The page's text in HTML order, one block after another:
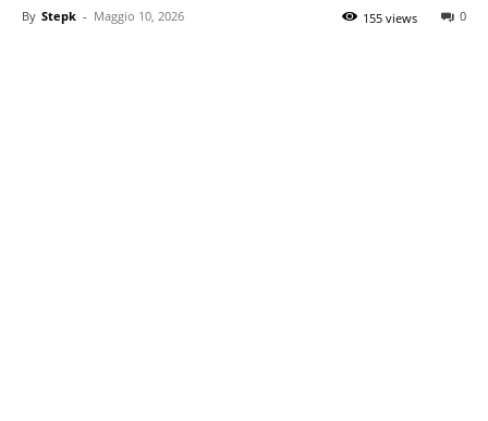
By Stepk - Maggio 10, 2026 0
155 views